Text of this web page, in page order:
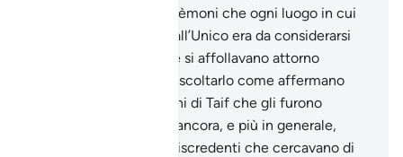
l’Altissimo) rispose ai dèmoni che ogni luogo in cui
veniva assolto il culto all’Unico era da considerarsi
moschea. I dèmoni che si affollavano attorno
all’Inviato di Allah per ascoltarlo come affermano
alcuni esegeti o i pagani di Taif che gli furono
materialmente ostili o ancora, e più in generale,
uomini e jinn ostili e miscredenti che cercavano di